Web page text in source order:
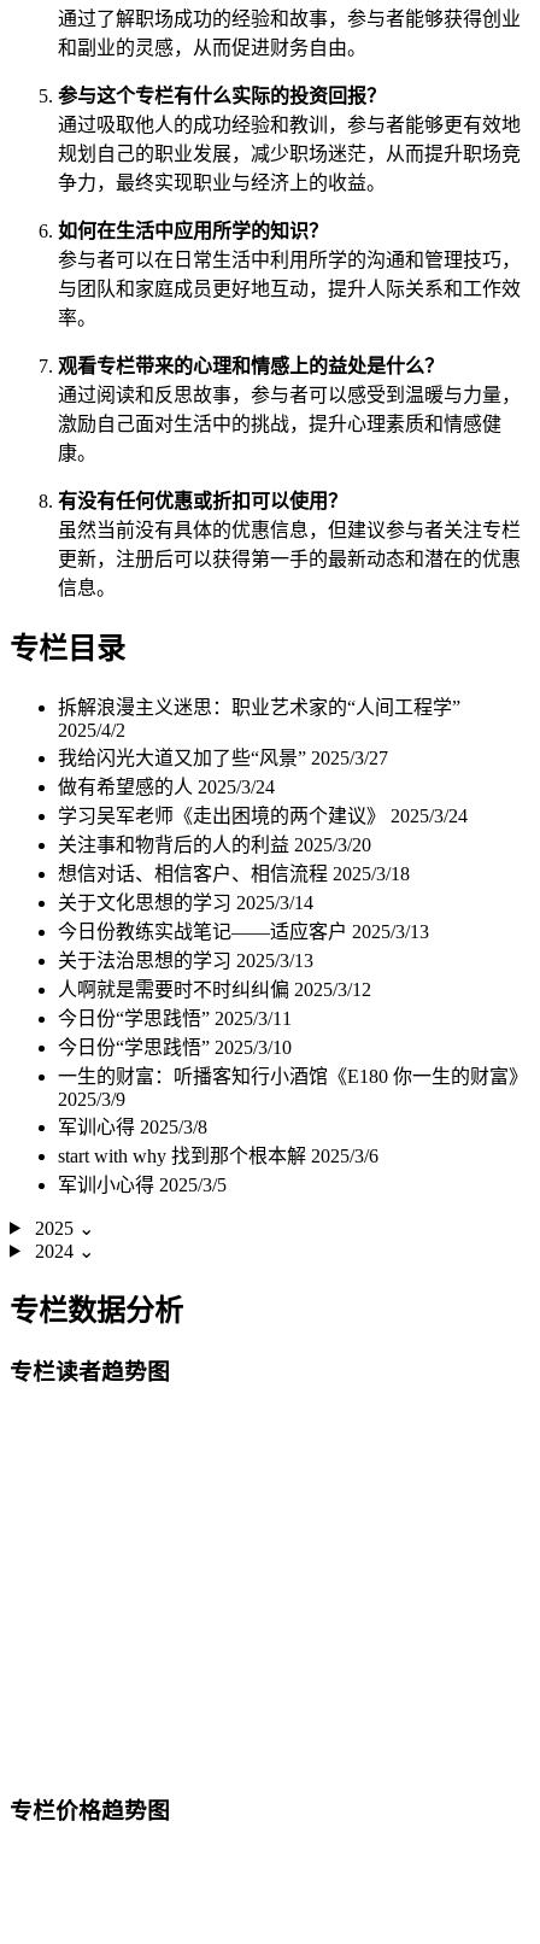
通过了解职场成功的经验和故事，参与者能够获得创业
和副业的灵感，从而促进财务自由。
参与这个专栏有什么实际的投资回报？
通过吸取他人的成功经验和教训，参与者能够更有效地
规划自己的职业发展，减少职场迷茫，从而提升职场竞
争力，最终实现职业与经济上的收益。
如何在生活中应用所学的知识？
参与者可以在日常生活中利用所学的沟通和管理技巧，
与团队和家庭成员更好地互动，提升人际关系和工作效
率。
观看专栏带来的心理和情感上的益处是什么？
通过阅读和反思故事，参与者可以感受到温暖与力量，
激励自己面对生活中的挑战，提升心理素质和情感健
康。
有没有任何优惠或折扣可以使用？
虽然当前没有具体的优惠信息，但建议参与者关注专栏
更新，注册后可以获得第一手的最新动态和潜在的优惠
信息。
专栏目录
拆解浪漫主义迷思：职业艺术家的“人间工程学”
2025/4/2
我给闪光大道又加了些“风景” 2025/3/27
做有希望感的人 2025/3/24
学习吴军老师《走出困境的两个建议》 2025/3/24
关注事和物背后的人的利益 2025/3/20
想信对话、相信客户、相信流程 2025/3/18
关于文化思想的学习 2025/3/14
今日份教练实战笔记——适应客户 2025/3/13
关于法治思想的学习 2025/3/13
人啊就是需要时不时纠纠偏 2025/3/12
今日份“学思践悟” 2025/3/11
今日份“学思践悟” 2025/3/10
一生的财富：听播客知行小酒馆《E180 你一生的财富》
2025/3/9
军训心得 2025/3/8
start with why 找到那个根本解 2025/3/6
军训小心得 2025/3/5
2025 ⌄
2024 ⌄
专栏数据分析
专栏读者趋势图
专栏价格趋势图